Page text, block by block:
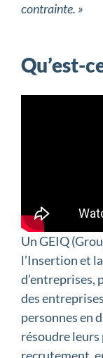
contrainte. »
Qu’est-
Un GEIQ
l’Insertion et
d’entreprises,
des
personnes en
résoudre